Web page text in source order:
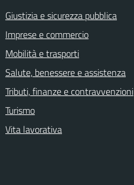
Giustizia e sicurezza pubblica
Imprese e commercio
Mobilità e trasporti
Salute, benessere e assistenza
Tributi, finanze e contravvenzioni
Turismo
Vita lavorativa